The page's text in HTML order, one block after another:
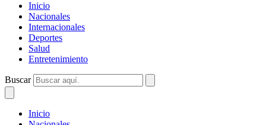
Inicio
Nacionales
Internacionales
Deportes
Salud
Entretenimiento
Buscar
Inicio